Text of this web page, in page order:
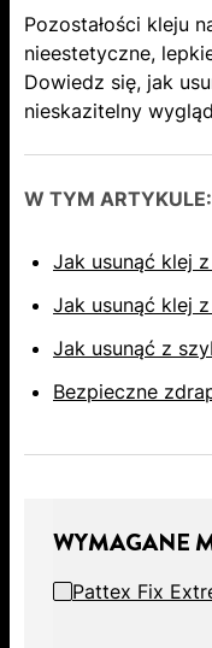
Pozostałości kleju
nieestetyczne,
Dowiedz się, jak
nieskazitelny
W TYM ARTYKULE:
Jak usunąć klej
Jak usunąć klej
Jak usunąć z
Bezpieczne
WYMAGANE
Pattex Fix